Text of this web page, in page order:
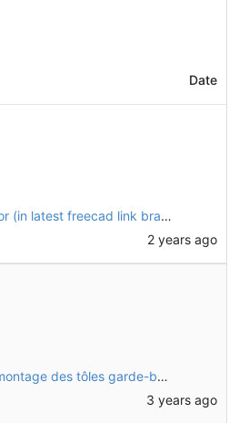
Date
Fixed recomputation error (in latest freecad link branch 2024.409.0)
2 years ago
Ajout d'une vue pour le montage des tôles garde-boue avant
3 years ago